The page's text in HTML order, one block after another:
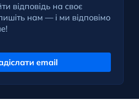
відповідь на своє
нам — і ми відповімо
email